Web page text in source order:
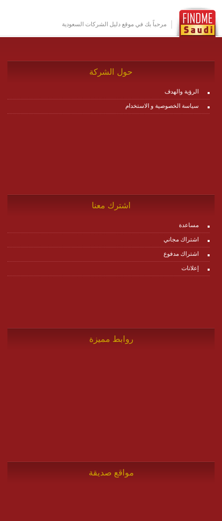
مرحباً بك في موقع دليل الشركات السعودية
حول الشركة
الرؤية والهدف
سياسة الخصوصية و الاستخدام
اشترك معنا
مساعدة
اشتراك مجاني
اشتراك مدفوع
إعلانات
روابط مميزة
مواقع صديقة